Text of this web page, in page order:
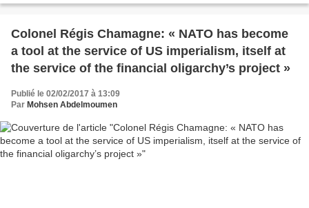
Colonel Régis Chamagne: « NATO has become
a tool at the service of US imperialism, itself at
the service of the financial oligarchy’s project »
Publié le 02/02/2017 à 13:09
Par Mohsen Abdelmoumen